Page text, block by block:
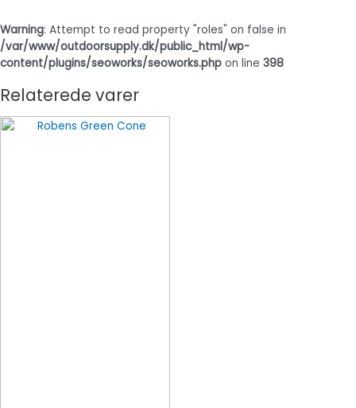
Warning: Attempt to read property "roles" on false in
/var/www/outdoorsupply.dk/public_html/wp-
content/plugins/seoworks/seoworks.php on line 398
Relaterede varer